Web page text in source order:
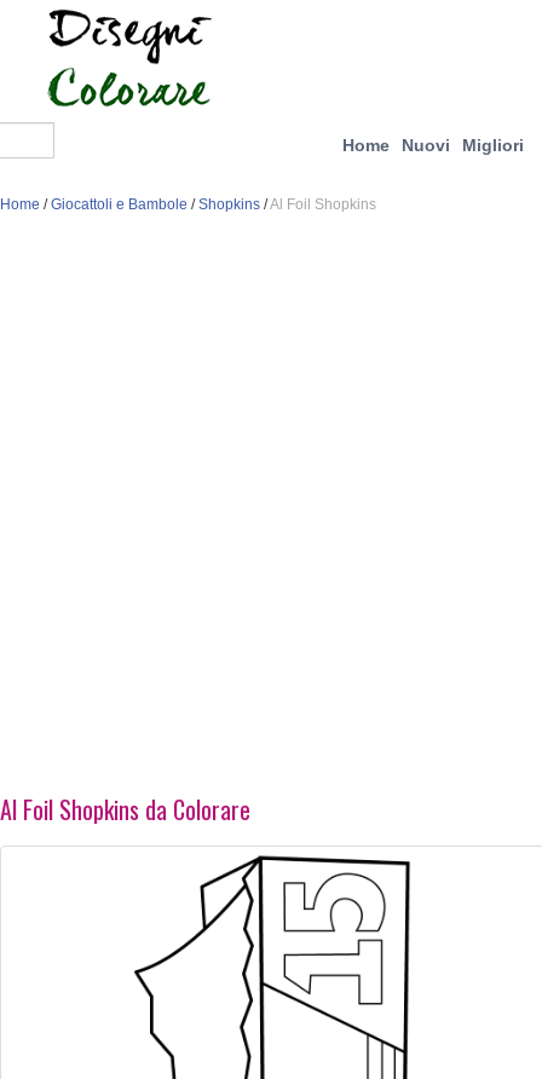
Home Nuovi Migliori
Home /Giocattoli e Bambole /Shopkins /Al Foil Shopkins
Al Foil Shopkins da Colorare